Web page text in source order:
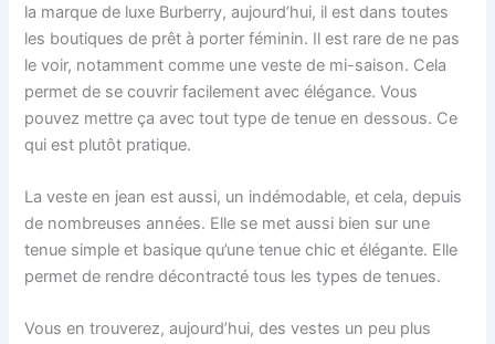
la marque de luxe Burberry, aujourd’hui, il est dans toutes
les boutiques de prêt à porter féminin. Il est rare de ne pas
le voir, notamment comme une veste de mi-saison. Cela
permet de se couvrir facilement avec élégance. Vous
pouvez mettre ça avec tout type de tenue en dessous. Ce
qui est plutôt pratique.
La veste en jean est aussi, un indémodable, et cela, depuis
de nombreuses années. Elle se met aussi bien sur une
tenue simple et basique qu’une tenue chic et élégante. Elle
permet de rendre décontracté tous les types de tenues.
Vous en trouverez, aujourd’hui, des vestes un peu plus